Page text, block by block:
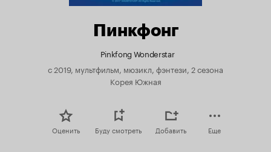
Пинкфонг
Pinkfong Wonderstar
с 2019, мультфильм, мюзикл, фэнтези, 2 сезона
Корея Южная
Оценить Буду смотреть Добавить Еще